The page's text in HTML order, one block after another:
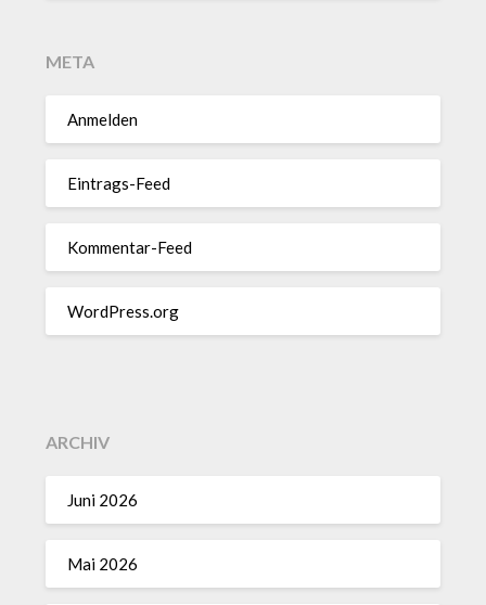
META
Anmelden
Eintrags-Feed
Kommentar-Feed
WordPress.org
ARCHIV
Juni 2026
Mai 2026